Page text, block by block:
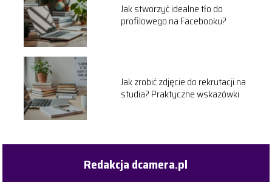
Jak stworzyć idealne tło do
profilowego na Facebooku?
Jak zrobić zdjęcie do rekrutacji na
studia? Praktyczne wskazówki
Redakcja dcamera.pl